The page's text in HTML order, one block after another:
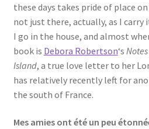
these days takes pride of place
not just there, actually, as I carry
I go in the house, and almost
book is Debora Robertson‘s
Island, a true love letter to her
has relatively recently left for
the south of France.
Mes amies ont été un peu